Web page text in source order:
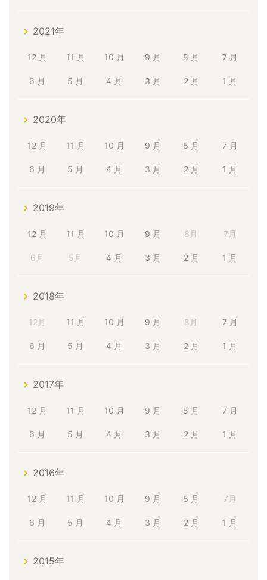
2021年
12 月 11 月 10 月 9 月 8 月 7 月
6 月 5 月 4 月 3 月 2 月 1 月
2020年
12 月 11 月 10 月 9 月 8 月 7 月
6 月 5 月 4 月 3 月 2 月 1 月
2019年
12 月 11 月 10 月 9 月 8月 7月
6月 5月 4 月 3 月 2 月 1 月
2018年
12月 11 月 10 月 9 月 8月 7 月
6 月 5 月 4 月 3 月 2 月 1 月
2017年
12 月 11 月 10 月 9 月 8 月 7 月
6 月 5 月 4 月 3 月 2 月 1 月
2016年
12 月 11 月 10 月 9 月 8 月 7月
6 月 5 月 4 月 3 月 2 月 1 月
2015年